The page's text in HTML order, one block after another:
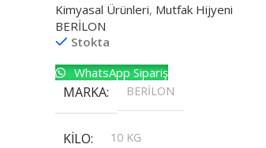
Kimyasal Ürünleri, Mutfak Hijyeni
BERİLON
Stokta
WhatsApp Sipariş
MARKA BERİLON
KILO
10 KG